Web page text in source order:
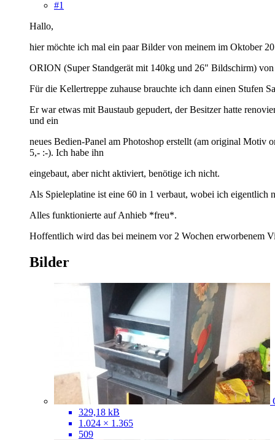
#1
Hallo,
hier möchte ich mal ein paar Bilder von meinem im Oktober
ORION (Super Standgerät mit 140kg und 26" Bildschirm)
Für die Kellertreppe zuhause brauchte ich dann einen Stufen
Er war etwas mit Baustaub gepudert, der Besitzer hatte
und ein
neues Bedien-Panel am Photoshop erstellt (am original
5,- :-). Ich habe ihn
eingebaut, aber nicht aktiviert, benötige ich nicht.
Als Spieleplatine ist eine 60 in 1 verbaut, wobei ich eigentlich
Alles funktionierte auf Anhieb *freu*.
Hoffentlich wird das bei meinem vor 2 Wochen erworbenem
Bilder
329,18 kB
1.024 × 1.365
509